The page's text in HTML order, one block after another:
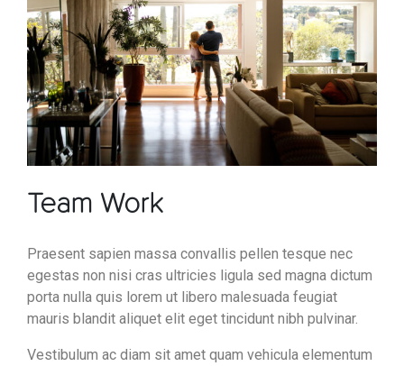
Team Work
Praesent sapien massa convallis pellen tesque nec
egestas non nisi cras ultricies ligula sed magna dictum
porta nulla quis lorem ut libero malesuada feugiat
mauris blandit aliquet elit eget tincidunt nibh pulvinar.
Vestibulum ac diam sit amet quam vehicula elementum